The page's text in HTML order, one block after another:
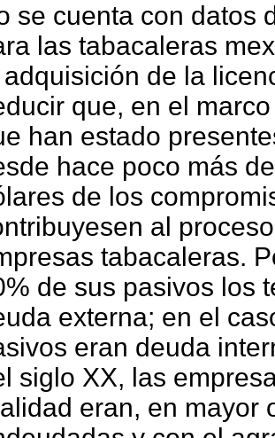
se cuenta con datos
las tabacaleras
adquisición de la
que, en el
han estado
hace poco más
de los
al
tabacaleras.
de sus pasivos los
externa; en el
eran deuda
siglo XX, las
eran, en mayor